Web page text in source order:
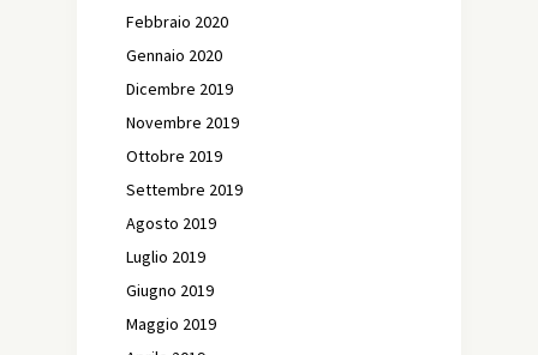
Febbraio 2020
Gennaio 2020
Dicembre 2019
Novembre 2019
Ottobre 2019
Settembre 2019
Agosto 2019
Luglio 2019
Giugno 2019
Maggio 2019